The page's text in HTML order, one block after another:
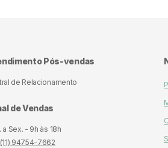
Pós-vendas
de Relacionamento
de Vendas
a Sex. - 9h às 18h
94754-7662